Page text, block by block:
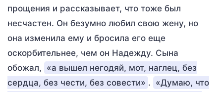
прощения и рассказывает, что тоже был
несчастен. Он безумно любил свою жену, но
она изменила ему и бросила его еще
оскорбительнее, чем он Надежду. Сына
обожал, «а вышел негодяй, мот, наглец, без
сердца, без чести, без совести» . «Думаю, что